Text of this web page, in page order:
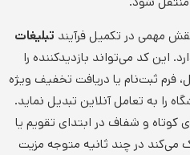
تبلیغات
این کد می‌تواند بازدیدکننده را
ثبت‌نام یا دریافت تخفیف ویژه
را به تعامل آنلاین تبدیل نماید.
و شفاف در ابتدای تقویم یا
در چند ثانیه متوجه مزیت